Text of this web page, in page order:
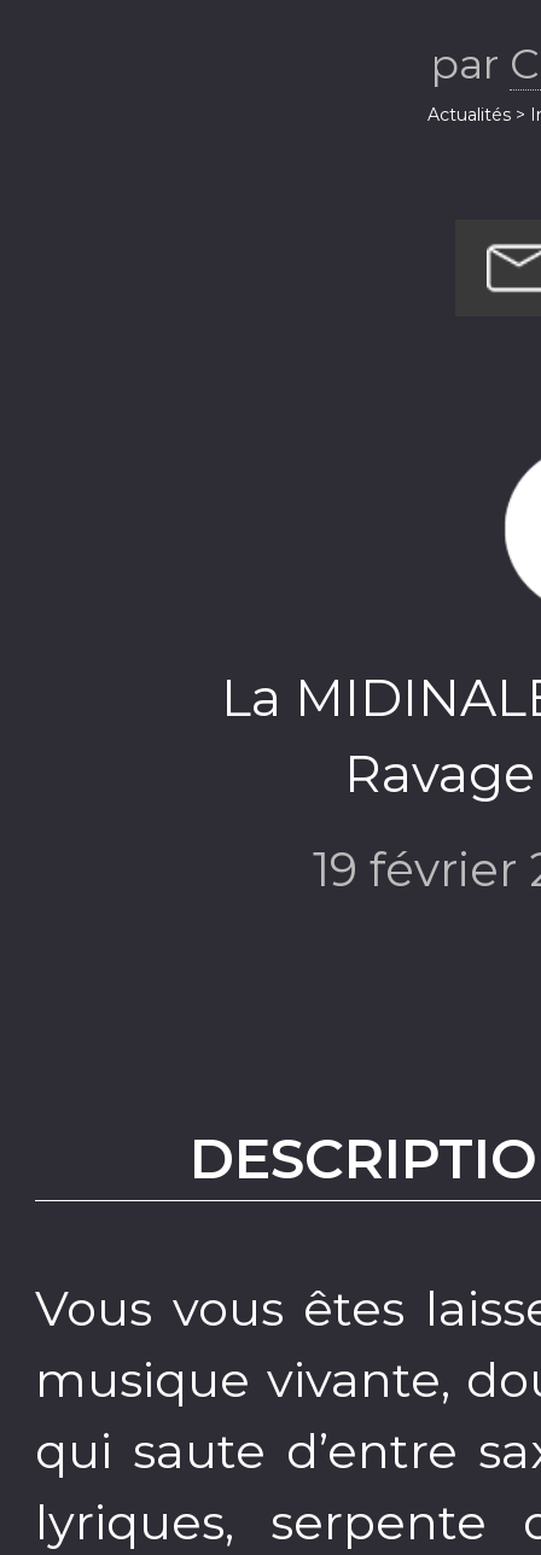
par
Actualités >
La
19 février
Vous vous êtes
musique vivante,
qui saute d’entre
lyriques,